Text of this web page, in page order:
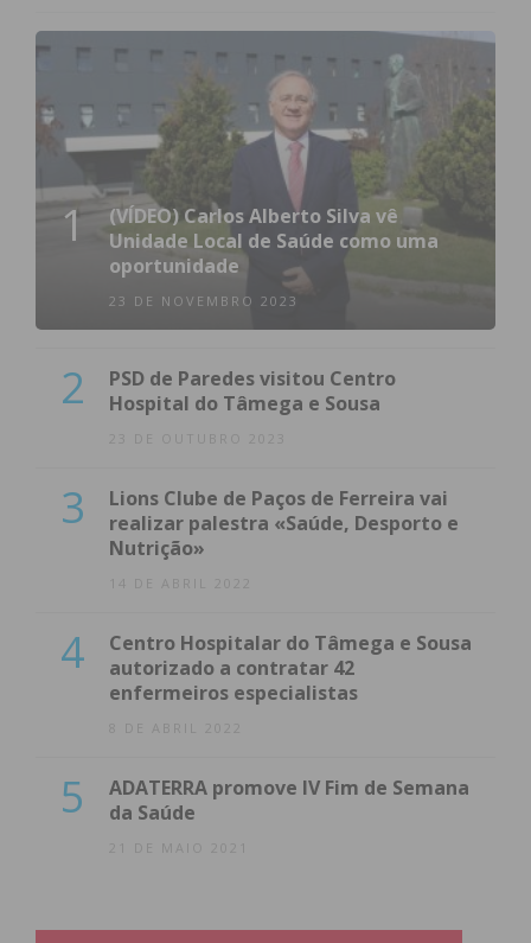
1
(VÍDEO) Carlos Alberto Silva vê
Unidade Local de Saúde como uma
oportunidade
23 DE NOVEMBRO 2023
2
PSD de Paredes visitou Centro
Hospital do Tâmega e Sousa
23 DE OUTUBRO 2023
3
Lions Clube de Paços de Ferreira vai
realizar palestra «Saúde, Desporto e
Nutrição»
14 DE ABRIL 2022
4
Centro Hospitalar do Tâmega e Sousa
autorizado a contratar 42
enfermeiros especialistas
8 DE ABRIL 2022
5
ADATERRA promove IV Fim de Semana
da Saúde
21 DE MAIO 2021